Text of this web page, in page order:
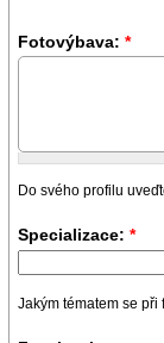
Fotovýbava: *
Do svého profilu
Specializace: *
Jakým tématem se